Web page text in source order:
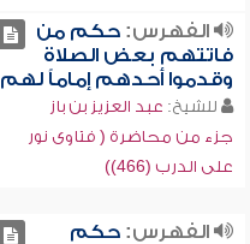
الفهرس:حكم من
فاتتهم بعض الصلاة
وقدموا أحدهم إماماً لهم
للشيخ: عبد العزيز بن باز
جزء من محاضرة ( فتاوى نور
على الدرب (466))
الفهرس:حكم